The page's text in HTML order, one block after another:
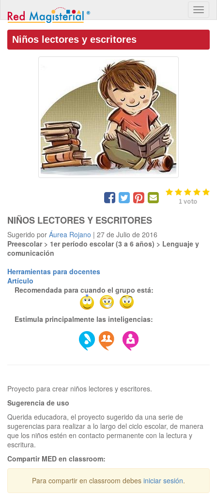
Niños lectores y escritores
1voto
NIÑOS LECTORES Y ESCRITORES
Sugerido por Áurea Rojano | 27 de Julio de 2016
Preescolar > 1er período escolar (3 a 6 años) > Lenguaje y
comunicación
Herramientas para docentes
Artículo
Recomendada para cuando el grupo está:
Estimula principalmente las inteligencias:
Sugerencia de uso
Querida educadora, el proyecto sugerido da una serie de
sugerencias para realizar a lo largo del ciclo escolar, de manera
que los niños estén en contacto permanente con la lectura y
escritura.
Compartir MED en classroom:
Para compartir en classroom debes iniciar sesión.